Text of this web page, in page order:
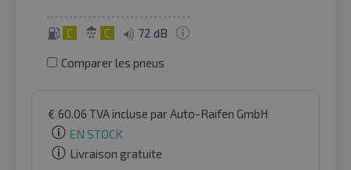
C C 72 dB
Comparer les pneus
€ 60.06 TVA incluse par Auto-Raifen GmbH
EN STOCK
Livraison gratuite